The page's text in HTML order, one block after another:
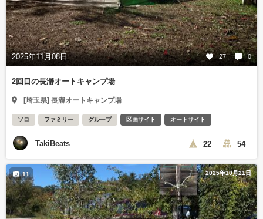
2025年11月08日 27 0
2回目の長瀞オートキャンプ場
[埼玉県] 長瀞オートキャンプ場
ソロ ファミリー グループ 区画サイト オートサイト
TakiBeats 22 54
2025年10月21日
11